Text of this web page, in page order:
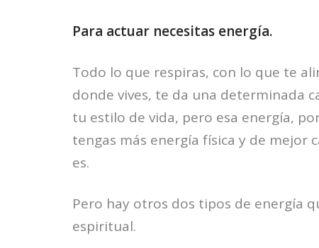
Para actuar necesitas energía.
Todo lo que respiras, con lo que te
donde vives, te da una determinada
tu estilo de vida, pero esa energía,
tengas más energía física y de
es.
Pero hay otros dos tipos de energía
espiritual.